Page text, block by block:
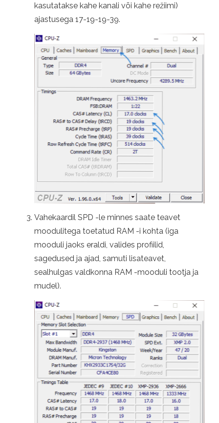
kasutatakse kahe kanali või kahe režiimi)
ajastusega 17-19-19-39.
Vahekaardil SPD -le minnes saate teavet
moodulitega toetatud RAM -i kohta (iga
mooduli jaoks eraldi, valides profiilid,
sagedused ja ajad, samuti lisateavet,
sealhulgas valdkonna RAM -mooduli tootja ja
mudel).